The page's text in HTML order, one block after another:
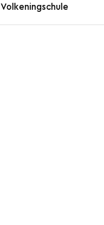
Volkeningschule